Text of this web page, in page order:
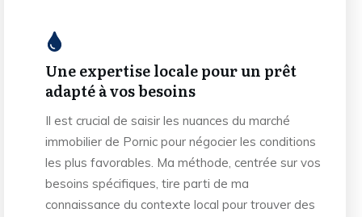
Une expertise locale pour un prêt
adapté à vos besoins
Il est crucial de saisir les nuances du marché
immobilier de Pornic pour négocier les conditions
les plus favorables. Ma méthode, centrée sur vos
besoins spécifiques, tire parti de ma
connaissance du contexte local pour trouver des